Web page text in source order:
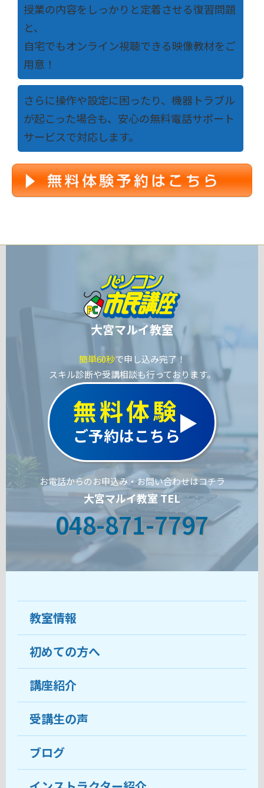
授業の内容をしっかりと定着させる復習問題
と、
自宅でもオンライン視聴できる映像教材をご
用意！
さらに操作や設定に困ったり、機器トラブル
が起こった場合も、安心の無料電話サポート
サービスで対応します。
大宮マルイ教室
簡単60秒で申し込み完了！
スキル診断や受講相談も行っております。
無料体験
ご予約はこちら
お電話からのお申込み・お問い合わせはコチラ
大宮マルイ教室 TEL
048-871-7797
教室情報
教室について
受講生の声
おすすめ・人気の講座
目的から講座を探す
教室ブログ
初めての方へ
ココがおすすめ
料金
受講までの流れ
よくあるご質問
講座紹介
受講生の声
ブログ